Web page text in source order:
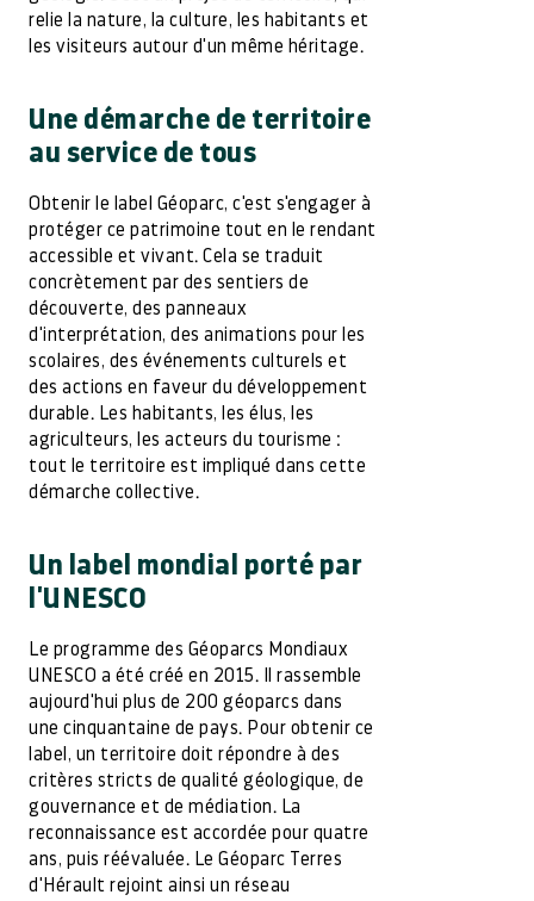
relie la nature, la culture, les habitants et
les visiteurs autour d'un même héritage.
Une démarche de territoire
au service de tous
Obtenir le label Géoparc, c'est s'engager à
protéger ce patrimoine tout en le rendant
accessible et vivant. Cela se traduit
concrètement par des sentiers de
découverte, des panneaux
d'interprétation, des animations pour les
scolaires, des événements culturels et
des actions en faveur du développement
durable. Les habitants, les élus, les
agriculteurs, les acteurs du tourisme :
tout le territoire est impliqué dans cette
démarche collective.
Un label mondial porté par
l'UNESCO
Le programme des Géoparcs Mondiaux
UNESCO a été créé en 2015. Il rassemble
aujourd'hui plus de 200 géoparcs dans
une cinquantaine de pays. Pour obtenir ce
label, un territoire doit répondre à des
critères stricts de qualité géologique, de
gouvernance et de médiation. La
reconnaissance est accordée pour quatre
ans, puis réévaluée. Le Géoparc Terres
d'Hérault rejoint ainsi un réseau